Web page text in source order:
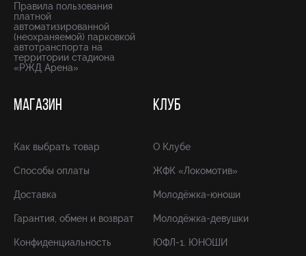
Правила пользования
платной
автоматизированной
(неохраняемой) парковкой
автотранспорта на
территории стадиона
«РЖД Арена»
МАГАЗИН
Как выбрать товар
Способы оплаты
Доставка
Гарантия, обмен и возврат
Конфиденциальность
КЛУБ
О Клубе
ЖФК «Локомотив»
Молодёжка-юноши
Молодёжка-девушки
ЮФЛ-1. ЮНОШИ